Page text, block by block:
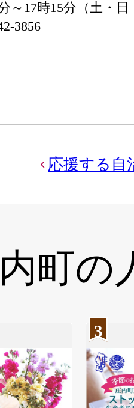
17時15分（土・日
3856
応援する自
町の
3